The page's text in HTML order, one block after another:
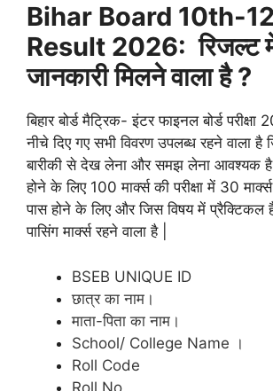
Bihar Board 10th-
Result 2026: रिजल्ट में
जानकारी मिलने वाला है ?
बिहार बोर्ड मैट्रिक- इंटर फाइनल बोर्ड
नीचे दिए गए सभी विवरण उपलब्ध रहने वाला है
बारीकी से देख लेना और समझ लेना आवश्यक है,
होने के लिए 100 मार्क्स की परीक्षा में 30
पास होने के लिए और जिस विषय में
पासिंग मार्क्स रहने वाला है |
BSEB UNIQUE ID
छात्र का नाम।
माता-पिता का नाम।
School/ College Name ।
Roll Code
Roll No